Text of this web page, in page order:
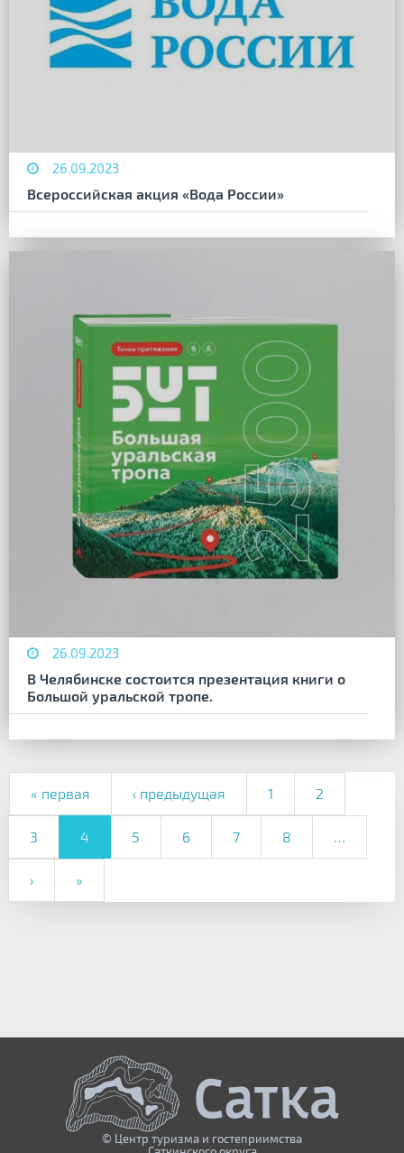
26.09.2023
Всероссийская акция «Вода России»
26.09.2023
В Челябинске состоится презентация книги о
Большой уральской тропе.
« первая ‹ предыдущая 1 2
3 4 5 6 7 8 …
› »
© Центр туризма и гостеприимства